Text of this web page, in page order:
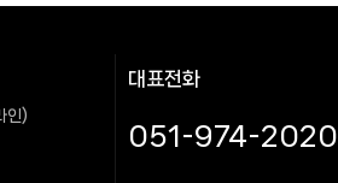
인)
대표전화
051-974-2020